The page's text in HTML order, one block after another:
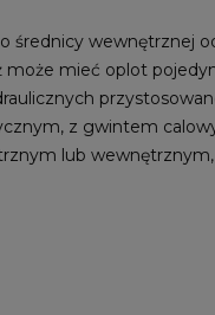
średnicy
mieć oplot
z gwintem
lub wewnętrznym,